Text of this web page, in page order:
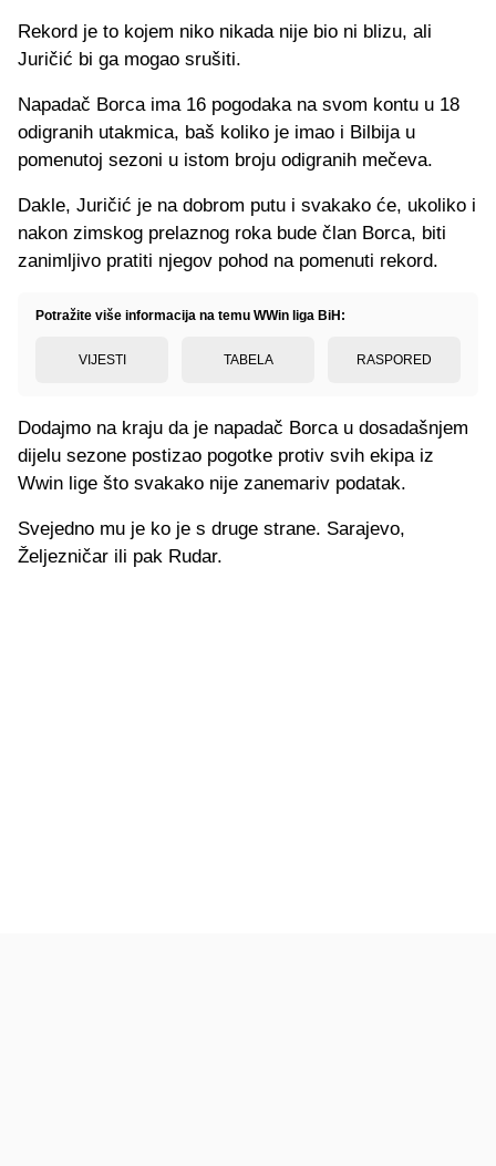
Rekord je to kojem niko nikada nije bio ni blizu, ali
Juričić bi ga mogao srušiti.
Napadač Borca ima 16 pogodaka na svom kontu u 18
odigranih utakmica, baš koliko je imao i Bilbija u
pomenutoj sezoni u istom broju odigranih mečeva.
Dakle, Juričić je na dobrom putu i svakako će, ukoliko i
nakon zimskog prelaznog roka bude član Borca, biti
zanimljivo pratiti njegov pohod na pomenuti rekord.
Potražite više informacija na temu WWin liga BiH:
VIJESTI TABELA RASPORED
Dodajmo na kraju da je napadač Borca u dosadašnjem
dijelu sezone postizao pogotke protiv svih ekipa iz
Wwin lige što svakako nije zanemariv podatak.
Svejedno mu je ko je s druge strane. Sarajevo,
Željezničar ili pak Rudar.